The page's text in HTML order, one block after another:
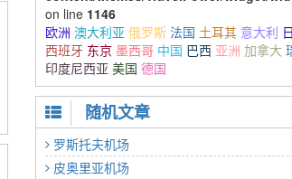
on line 1146
欧洲 澳大利亚 俄罗斯 法国 土耳其 意大利
西班牙 东京 墨西哥 中国 巴西 亚洲 加拿大
印度尼西亚 美国 德国
随机文章
罗斯托夫机场
皮奥里亚机场